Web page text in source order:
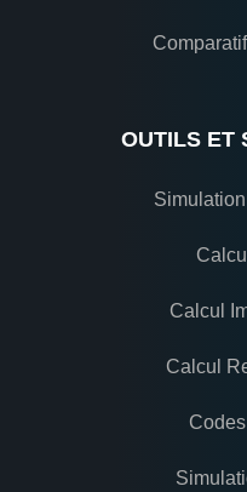
OUTILS ET
Calcul
Calcul